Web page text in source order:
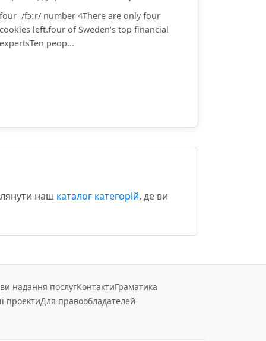
four /fɔːr/ number 4There are only four
cookies left.four of Sweden’s top financial
expertsTen peop...
наш каталог категорій, де ви
надання послугКонтактиГраматика
проектиДля правообладателей